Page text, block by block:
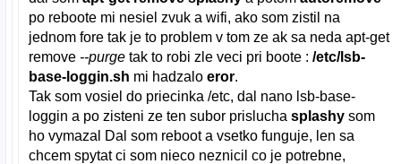
po reboote mi nesiel zvuk a wifi, ako som zistil na
jednom fore tak je to problem v tom ze ak sa neda apt-get
remove --purge tak to robi zle veci pri boote : /etc/lsb-
base-loggin.sh mi hadzalo eror.
Tak som vosiel do priecinka /etc, dal nano lsb-base-
loggin a po zisteni ze ten subor prisluchasplashy som
ho vymazal Dal som reboot a vsetko funguje, len sa
chcem spytat ci som nieco neznicil co je potrebne,